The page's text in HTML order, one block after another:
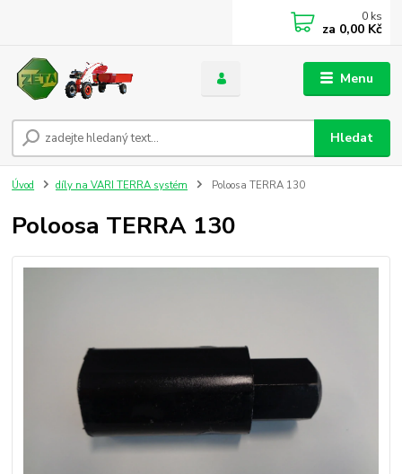
Menu
Hledat
0 ks
za 0,00 Kč
Úvod díly na VARI TERRA systém Poloosa TERRA 130
Poloosa TERRA 130